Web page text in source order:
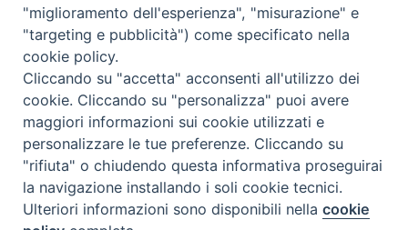
* * *
Di seguito è possibile scaricare il Dépliant del corso e il modulo di
iscrizione:
Arte-Fede-Cultura-2022_Depliant
"miglioramento dell'esperienza", "misurazione" e
"targeting e pubblicità") come specificato nella
cookie policy.
Cliccando su "accetta" acconsenti all'utilizzo dei
cookie. Cliccando su "personalizza" puoi avere
maggiori informazioni sui cookie utilizzati e
personalizzare le tue preferenze. Cliccando su
"rifiuta" o chiudendo questa informativa proseguirai
la navigazione installando i soli cookie tecnici.
Ulteriori informazioni sono disponibili nellacookie